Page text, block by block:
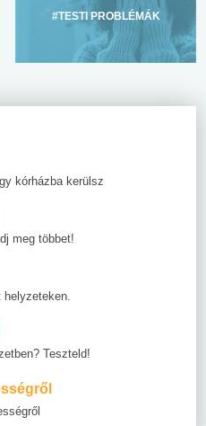
#TESTI PROBLÉMÁK
kórházba kerülsz
meg többet!
Teszteld!